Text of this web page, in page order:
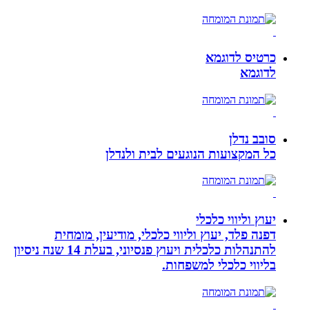
כרטיס לדוגמא
לדוגמא
סובב נדלן
כל המקצועות הנוגעים לבית ולנדלן
יעוץ וליווי כלכלי
דפנה פלד, יעוץ וליווי כלכלי, מודיעין, מומחית
להתנהלות כלכלית ויעוץ פנסיוני, בעלת 14 שנה ניסיון
בליווי כלכלי למשפחות.